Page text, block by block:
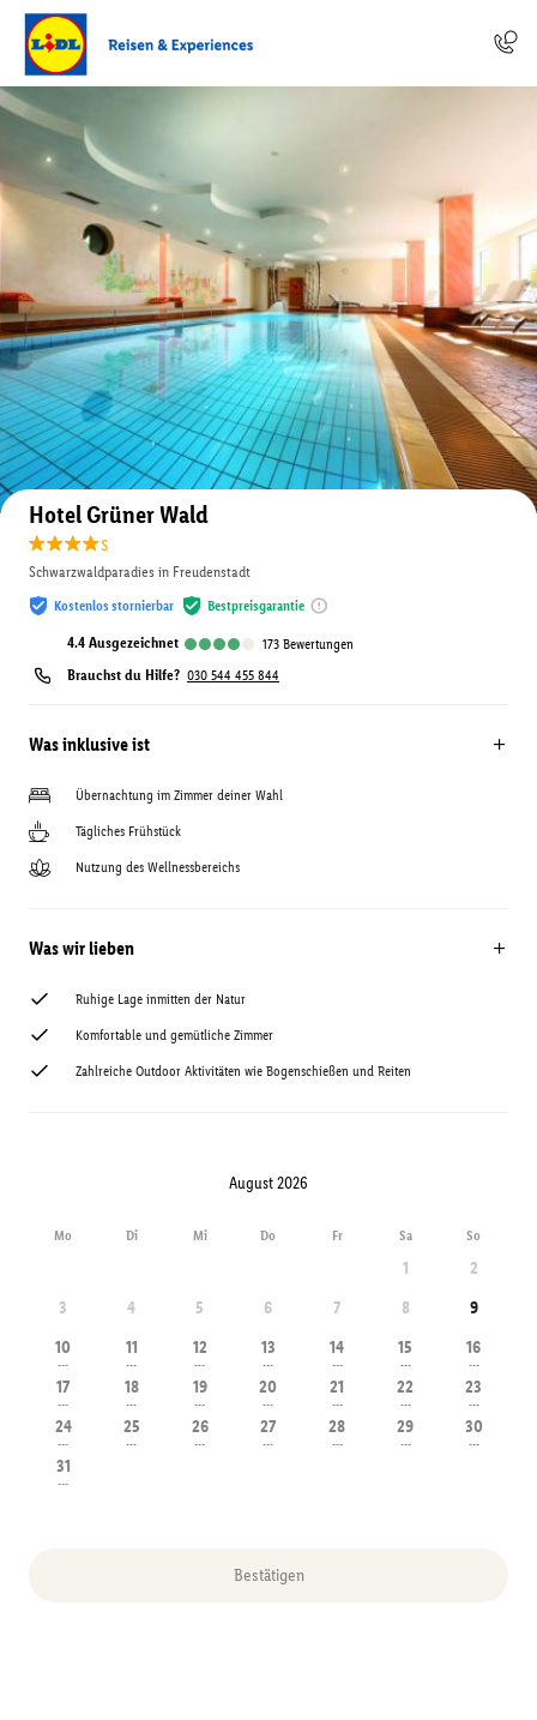
Auf der Karte anzeigen
Hotel Grüner Wald
s
Schwarzwaldparadies in Freudenstadt
Kostenlos stornierbar Bestpreisgarantie
4.4 ausgezeichnet 173 Bewertungen
Brauchst du Hilfe? 030 544 455 844
Was inklusive ist
Übernachtung im Zimmer deiner Wahl
Tägliches Frühstück
Nutzung des Wellnessbereichs
Was wir lieben
Ruhige Lage inmitten der Natur
Komfortable und gemütliche Zimmer
Zahlreiche Outdoor Aktivitäten wie Bogenschießen und Reiten
August 2026
Mo Di Mi Do Fr Sa So
1
2
3
4 5 6 7 8
9
10
---
11
---
12
---
13
---
14
---
15
---
16
---
17
---
18
---
19
---
20
---
21
---
22
---
23
---
24
---
25
---
26
---
27
---
28
---
29
---
30
---
31
---
Bestätigen